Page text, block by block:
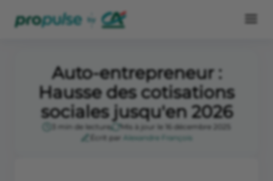
Auto-entrepreneur :
Hausse des cotisations
sociales jusqu'en 2026
3 min de lecture
Mis à jour le 16 décembre 2025
Écrit par
Alexandre François